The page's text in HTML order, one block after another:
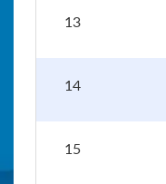
13
14
15